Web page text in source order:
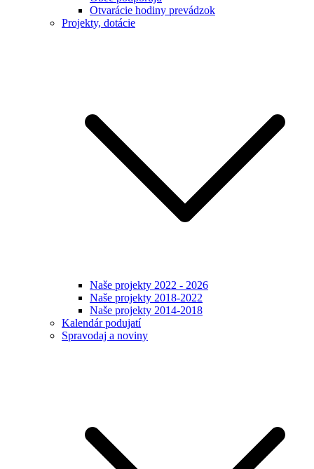
Otvarácie hodiny prevádzok
Projekty, dotácie
Naše projekty 2022 - 2026
Naše projekty 2018-2022
Naše projekty 2014-2018
Kalendár podujatí
Spravodaj a noviny